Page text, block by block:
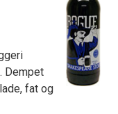
Dempet
fat og